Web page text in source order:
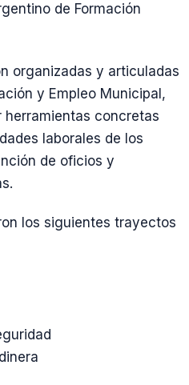
de Formación
organizadas y articuladas
y Empleo Municipal,
concretas
laborales de los
de oficios y
los siguientes trayectos